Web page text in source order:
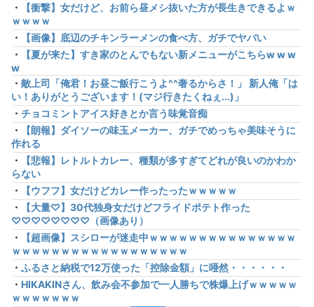
・
【衝撃】女だけど、お前ら昼メシ抜いた方が長生きできるよｗ
ｗｗｗｗ
・
【画像】底辺のチキンラーメンの食べ方、ガチでヤバい
・
【夏が来た】すき家のとんでもない新メニューがこちらw w w
w
・ 敵上司「俺君！お昼ご飯行こうよ^^奢るからさ！」 新人俺「は
い！ありがとうございます！(マジ行きたくねぇ...)」
・ チョコミントアイス好きとか言う味覚音痴
・
【朗報】ダイソーの味玉メーカー、ガチでめっちゃ美味そうに
作れる
・
【悲報】レトルトカレー、種類が多すぎてどれが良いのかわか
らない
・
【ウフフ】女だけどカレー作ったったｗｗｗｗｗ
・
【大量♡】30代独身女だけどフライドポテト作った
♡♡♡♡♡♡♡♡（画像あり）
・
【超画像】スシローが迷走中ｗｗｗｗｗｗｗｗｗｗｗｗｗｗｗ
ｗｗｗｗｗｗｗｗｗｗｗｗｗｗｗｗｗｗ
・ ふるさと納税で12万使った「控除金額」に唖然・・・・・・
・ HIKAKINさん、飲み会不参加で一人勝ちで株爆上げｗｗｗｗｗ
ｗｗｗｗｗｗｗ